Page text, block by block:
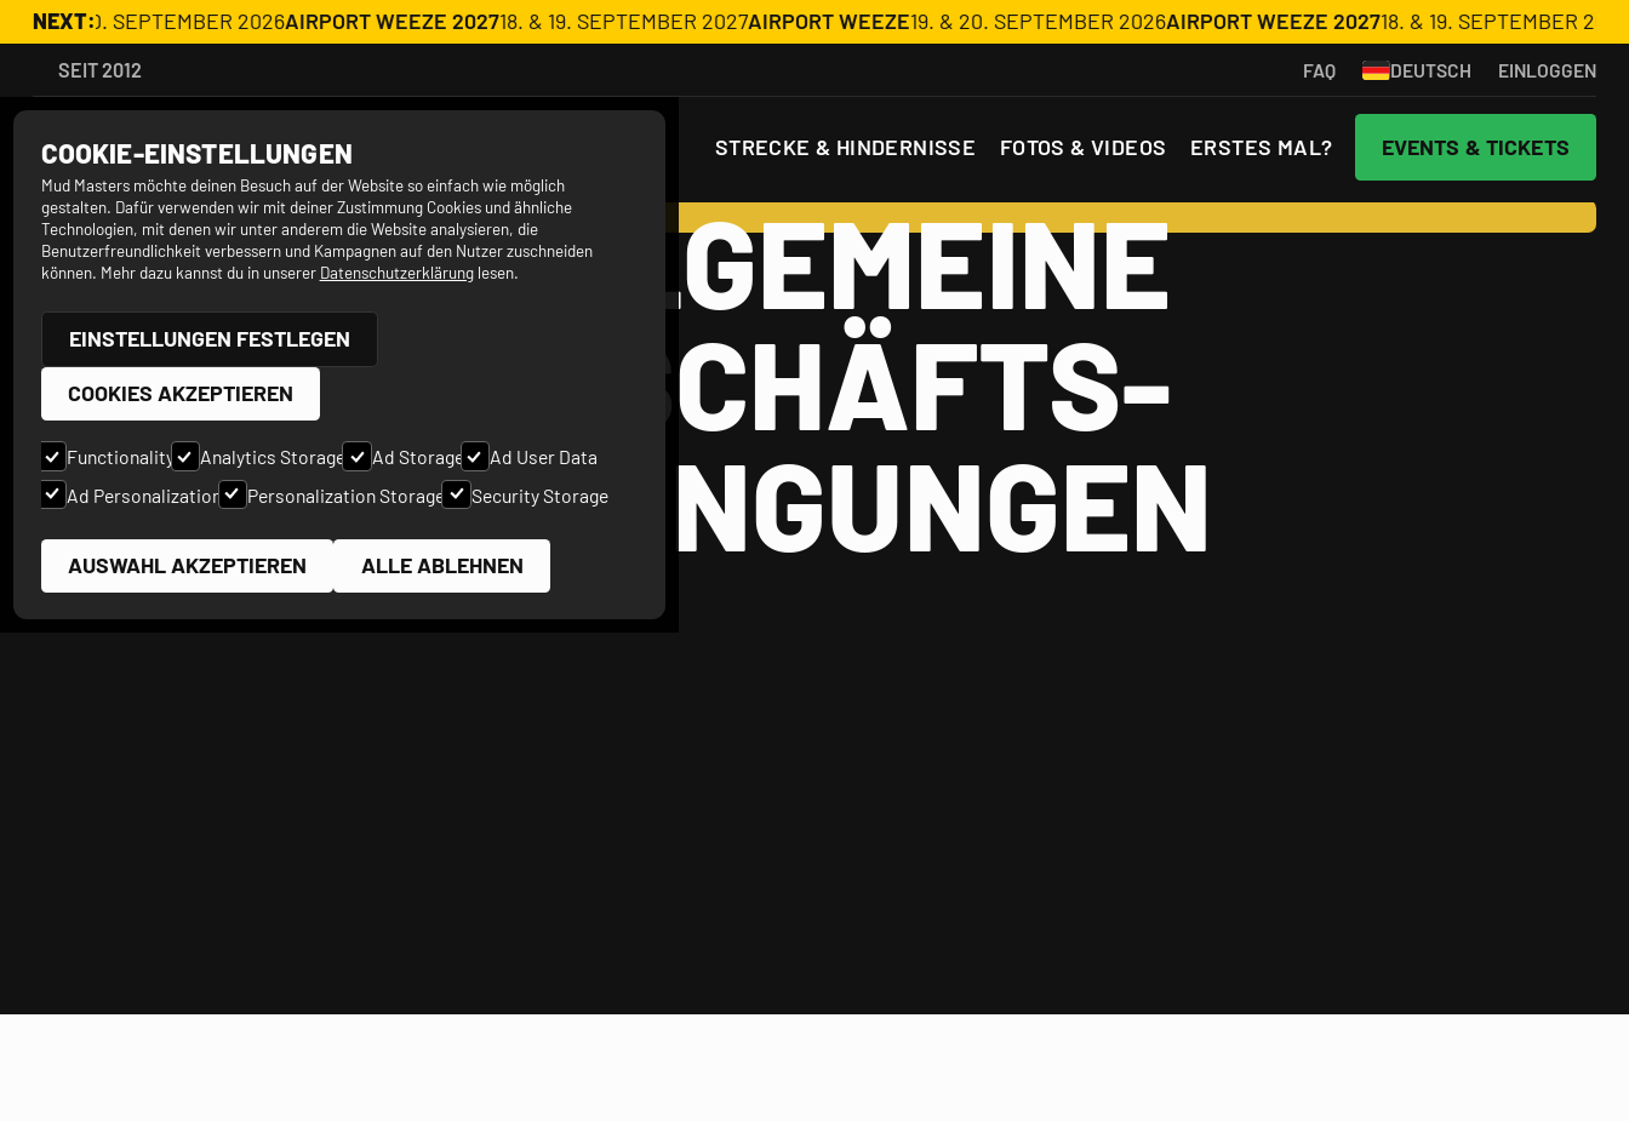
NEXT:
& 20. SEPTEMBER 2026AIRPORT WEEZE 202718. & 19. SEPTEMBER 2027AIRPORT WEEZE19. & 20. SEPTEMBER 2026AIRPORT WEEZE 202718. & 19. SEPTEMBER 2027
SEIT 2012 FAQ DEUTSCH EINLOGGEN
STRECKE & HINDERNISSE FOTOS & VIDEOS ERSTES MAL? EVENTS & TICKETS
COOKIE-EINSTELLUNGEN
Mud Masters möchte deinen Besuch auf der Website so einfach wie möglich
gestalten. Dafür verwenden wir mit deiner Zustimmung Cookies und ähnliche
Technologien, mit denen wir unter anderem die Website analysieren, die
Benutzerfreundlichkeit verbessern und Kampagnen auf den Nutzer zuschneiden
können. Mehr dazu kannst du in unserer Datenschutzerklärunglesen.
EINSTELLUNGEN FESTLEGEN
COOKIES AKZEPTIEREN
Functionality Analytics Storage Ad Storage
Ad User Data
Ad Personalization
Personalization Storage Security Storage
AUSWAHL AKZEPTIEREN ALLE ABLEHNEN
ALLGEMEINE
GESCHÄFTS­
BEDINGUNGEN